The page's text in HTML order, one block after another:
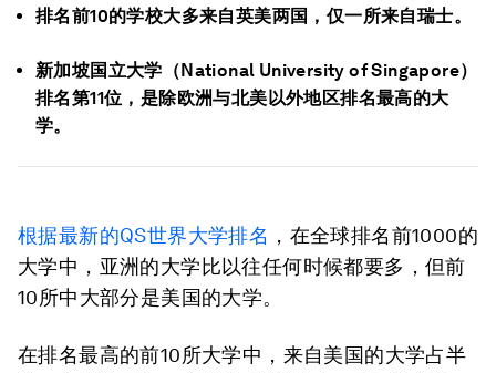
排名前10的学校大多来自英美两国，仅一所来自瑞士。
新加坡国立大学（National University of Singapore）
排名第11位，是除欧洲与北美以外地区排名最高的大
学。
根据最新的QS世界大学排名 ，在全球排名前1000的
大学中，亚洲的大学比以往任何时候都要多，但前
10所中大部分是美国的大学。
在排名最高的前10所大学中，来自美国的大学占半